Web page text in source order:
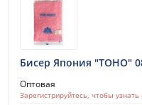
Бисер Япония "TOHO"
Оптовая
Зарегистрируйтесь, чтобы